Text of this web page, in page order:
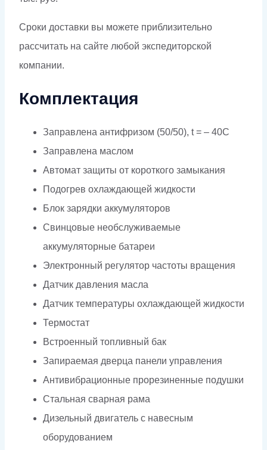
Сроки доставки вы можете приблизительно
рассчитать на сайте любой экспедиторской
компании.
Комплектация
Заправлена антифризом (50/50), t = – 40C
Заправлена маслом
Автомат защиты от короткого замыкания
Подогрев охлаждающей жидкости
Блок зарядки аккумуляторов
Свинцовые необслуживаемые
аккумуляторные батареи
Электронный регулятор частоты вращения
Датчик давления масла
Датчик температуры охлаждающей жидкости
Термостат
Встроенный топливный бак
Запираемая дверца панели управления
Антивибрационные прорезиненные подушки
Стальная сварная рама
Дизельный двигатель с навесным
оборудованием